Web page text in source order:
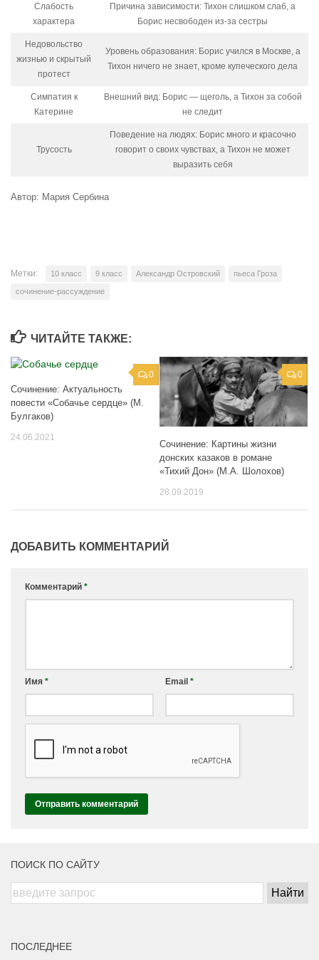
Слабость
характера
Причина зависимости: Тихон слишком слаб, а
Борис несвободен из-за сестры
Недовольство
жизнью и скрытый
протест
Уровень образования: Борис учился в Москве, а
Тихон ничего не знает, кроме купеческого дела
Симпатия к
Катерине
Внешний вид: Борис — щеголь, а Тихон за собой
не следит
Трусость
Поведение на людях: Борис много и красочно
говорит о своих чувствах, а Тихон не может
выразить себя
Автор: Мария Сербина
Метки: 10 класс 9 класс Александр Островский пьеса Гроза
сочинение-рассуждение
ЧИТАЙТЕ ТАКЖЕ:
0
Сочинение: Актуальность
повести «Собачье сердце» (М.
Булгаков)
24.06.2021
0
Сочинение: Картины жизни
донских казаков в романе
«Тихий Дон» (М.А. Шолохов)
28.09.2019
ДОБАВИТЬ КОММЕНТАРИЙ
Комментарий *
Имя * Email *
ПОИСК ПО САЙТУ
ПОСЛЕДНЕЕ